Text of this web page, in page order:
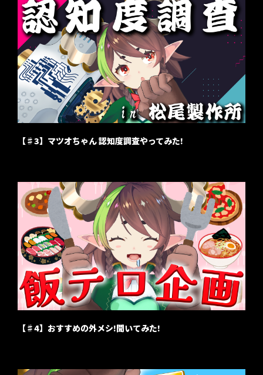
【♯3】マツオちゃん 認知度調査やってみた!
【♯4】おすすめの外メシ!聞いてみた!